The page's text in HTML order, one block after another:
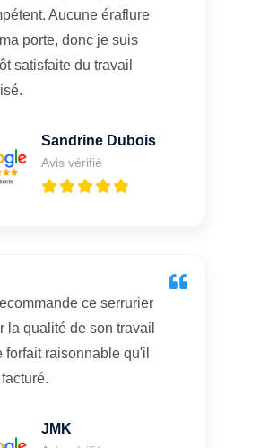
Aucune éraflure
porte, donc je suis
satisfaite du travail
Sandrine Dubois
Avis vérifié
ce serrurier
la qualité de son travail
forfait raisonnable qu'il
JMK